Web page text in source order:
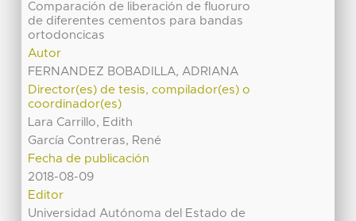
Comparación de liberación de fluoruro
de diferentes cementos para bandas
ortodoncicas
Autor
FERNANDEZ BOBADILLA, ADRIANA
Director(es) de tesis, compilador(es) o
coordinador(es)
Lara Carrillo, Edith
García Contreras, René
Fecha de publicación
2018-08-09
Editor
Universidad Autónoma del Estado de